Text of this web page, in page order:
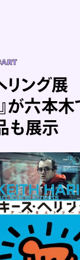
リング
が六本
も展示